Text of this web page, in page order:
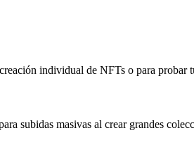
individual de NFTs o para probar
subidas masivas al crear grandes